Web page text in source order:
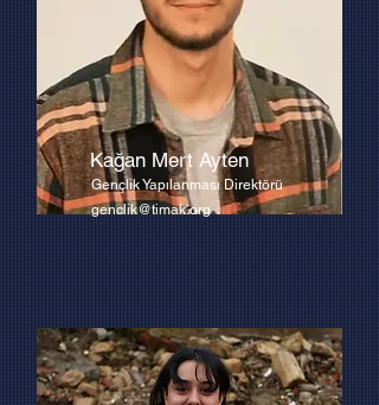
Kağan Mert Ayten
Gençlik Yapılanması Direktörü
genclik@timak.org